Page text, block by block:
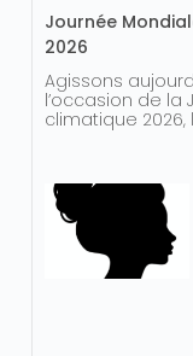
Journée
2026
Agissons
l’occasion de
climatique 2026,